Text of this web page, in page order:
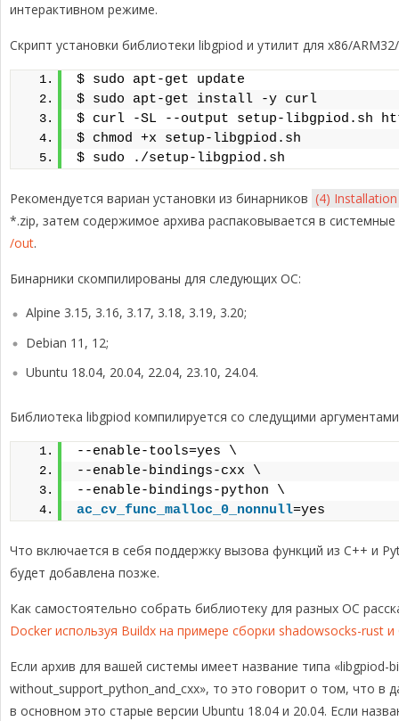
интерактивном режиме.
Скрипт установки библиотеки libgpiod и утилит для x86/ARM32/
$ sudo apt-get update
$ sudo apt-get install -y curl
$ curl -SL --output setup-libgpiod.sh
$ chmod +x setup-libgpiod.sh
$ sudo ./setup-libgpiod.sh
Рекомендуется вариан установки из бинарников (4)
*.zip, затем содержимое архива распаковывается в
/out.
Бинарники скомпилированы для следующих ОС:
Alpine 3.15, 3.16, 3.17, 3.18, 3.19, 3.20;
Debian 11, 12;
Ubuntu 18.04, 20.04, 22.04, 23.10, 24.04.
Библиотека libgpiod компилируется со следущими
--enable-tools=yes \
--enable-bindings-cxx \
--enable-bindings-python \
ac_cv_func_malloc_0_nonnull=yes
Что включается в себя поддержку вызова функций из C++ и
будет добавлена позже.
Как самостоятельно собрать библиотеку для разных ОС
Docker используя Buildx на примере сборки shadowsocks-rust
Если архив для вашей системы имеет название типа «libgpiod-
without_support_python_and_cxx», то это говорит о том, что в
в основном это старые версии Ubuntu 18.04 и 20.04. Если